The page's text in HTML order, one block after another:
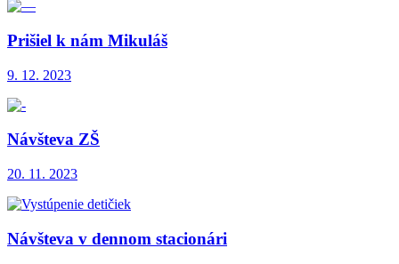
Prišiel k nám Mikuláš
9. 12. 2023
Návšteva ZŠ
20. 11. 2023
Návšteva v dennom stacionári